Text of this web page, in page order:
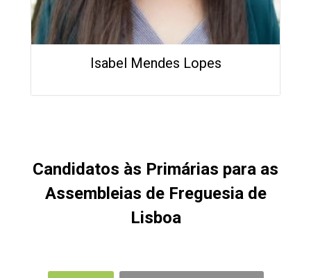
Isabel Mendes Lopes
Candidatos às Primárias para as
Assembleias de Freguesia de
Lisboa